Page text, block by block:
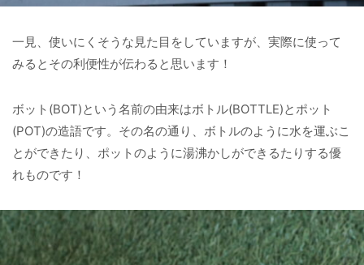
一見、使いにくそうな見た目をしていますが、実際に使って
みるとその利便性が伝わると思います！
ボット(BOT)という名前の由来はボトル(BOTTLE)とポット
(POT)の造語です。その名の通り、ボトルのように水を運ぶこ
とができたり、ポットのように湯沸かしができるたりする優
れものです！